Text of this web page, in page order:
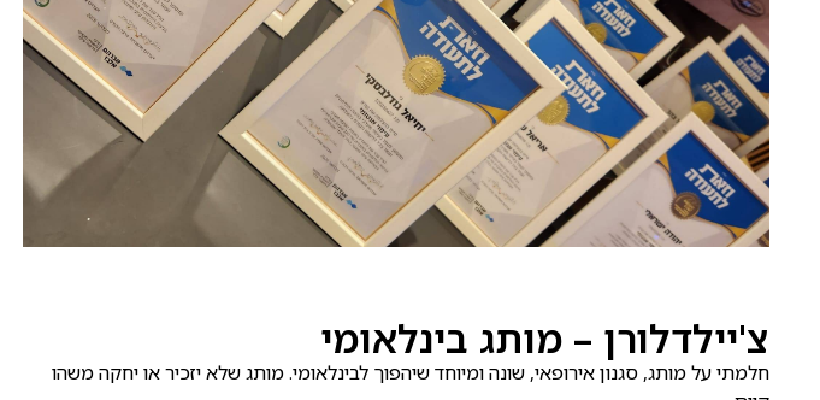
צ'יילדלורן – מותג בינלאומי
חלמתי על מותג, סגנון אירופאי, שונה ומיוחד שיהפוך לבינלאומי. מותג שלא יזכיר או יחקה משהו